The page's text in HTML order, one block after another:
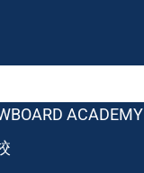
ACADEMY